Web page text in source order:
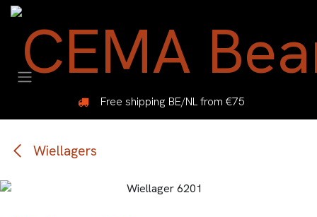
Overslaan naar inhoud
Free shipping BE/NL from €75
Wiellagers